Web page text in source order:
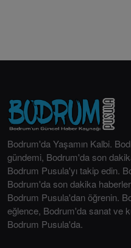
Bodrum'da Yaşamın Kalbi.
gündemi, Bodrum'da son
Bodrum Pusula'yı takip edin.
Bodrum'da son dakika
Bodrum Pusula'dan öğrenin.
eğlence, Bodrum'da sanat ve
Bodrum Pusula'da.